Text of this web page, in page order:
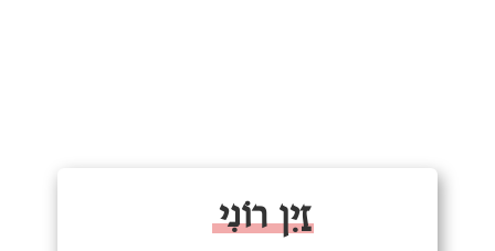
זַיִן רוֹנִי